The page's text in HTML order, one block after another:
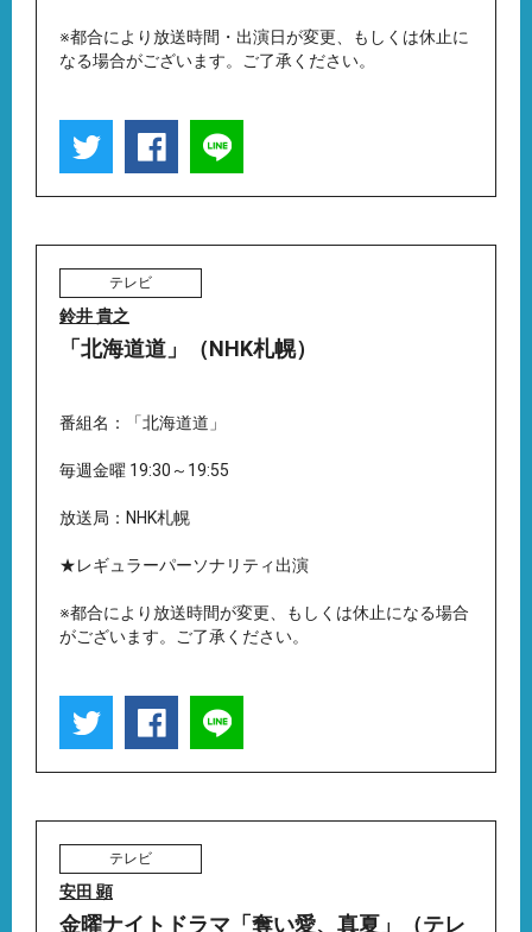
※都合により放送時間・出演日が変更、もしくは休止に
なる場合がございます。ご了承ください。
テレビ
鈴井 貴之
「北海道道」（NHK札幌）
番組名：「北海道道」
毎週金曜 19:30～19:55
放送局：NHK札幌
★レギュラーパーソナリティ出演
※都合により放送時間が変更、もしくは休止になる場合
がございます。ご了承ください。
テレビ
安田 顕
金曜ナイトドラマ「奪い愛、真夏」（テレ